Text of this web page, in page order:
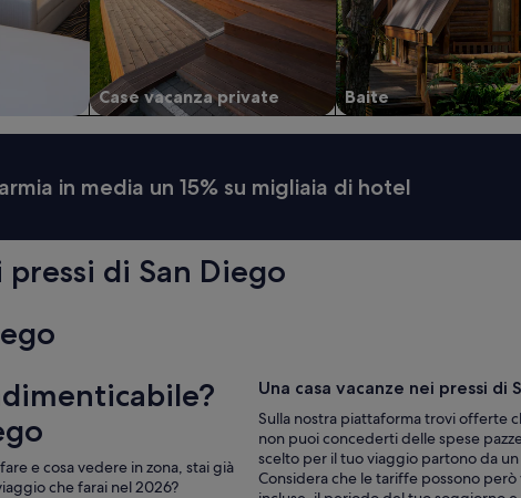
Case vacanza private Baite
in media un 15% su migliaia di hotel
di San Diego
e cosa vedere in zona, stai già
che farai nel 2026?
Una casa vacanze nei pressi di
Sulla nostra piattaforma trovi offerte
non puoi concederti delle spese
scelto per il tuo viaggio partono da
Considera che le tariffe possono